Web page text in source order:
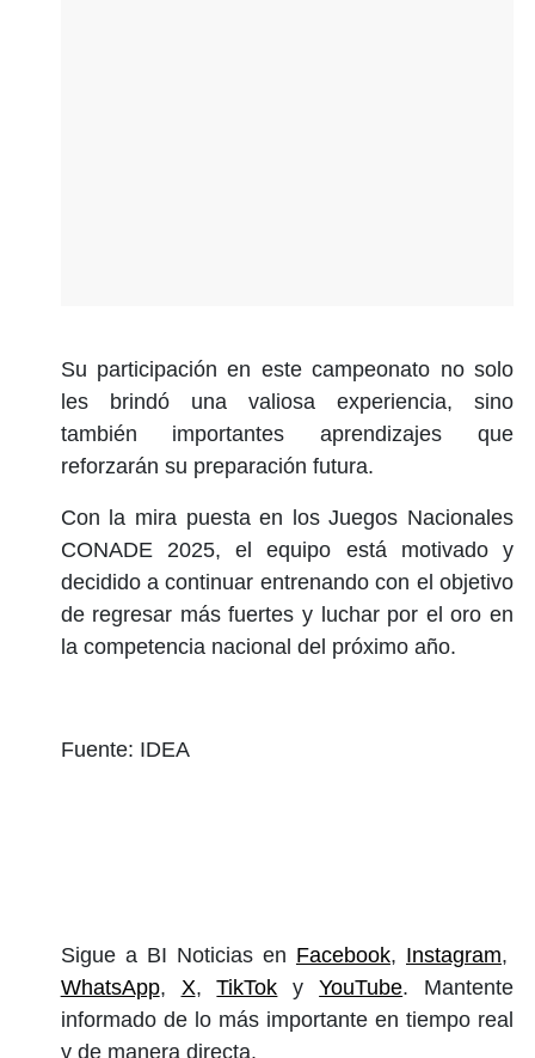
Su participación en este campeonato no solo
les brindó una valiosa experiencia, sino
también importantes aprendizajes que
reforzarán su preparación futura.
Con la mira puesta en los Juegos Nacionales
CONADE 2025, el equipo está motivado y
decidido a continuar entrenando con el objetivo
de regresar más fuertes y luchar por el oro en
la competencia nacional del próximo año.
Fuente: IDEA
Sigue a BI Noticias en Facebook, Instagram,
WhatsApp, X,TikTok yYouTube. Mantente
informado de lo más importante en tiempo real
y de manera directa.